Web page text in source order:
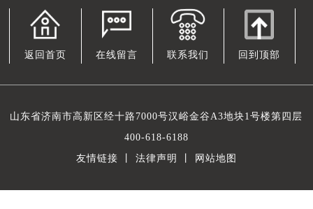
返回首页 在线留言 联系我们 回到顶部
山东省济南市高新区经十路7000号汉峪金谷A3地块1号楼第四层
400-618-6188
友情链接
法律声明 网站地图